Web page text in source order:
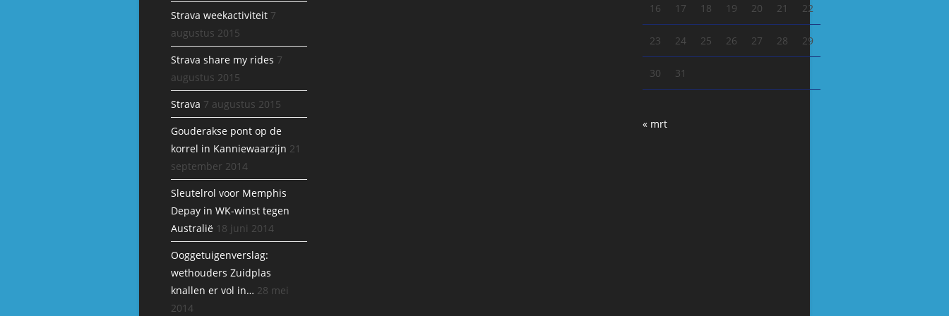
Strava weekactiviteit 7
augustus 2015
Strava share my rides 7
augustus 2015
Strava 7 augustus 2015
Gouderakse pont op de
korrel in Kanniewaarzijn 21
september 2014
Sleutelrol voor Memphis
Depay in WK-winst tegen
Australië 18 juni 2014
Ooggetuigenverslag:
wethouders Zuidplas
knallen er vol in… 28 mei
2014
16 17 18 19 20 21 22
23 24 25 26 27 28 29
30 31
« mrt